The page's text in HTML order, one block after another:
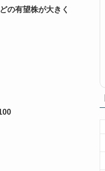
の有望株が大きく